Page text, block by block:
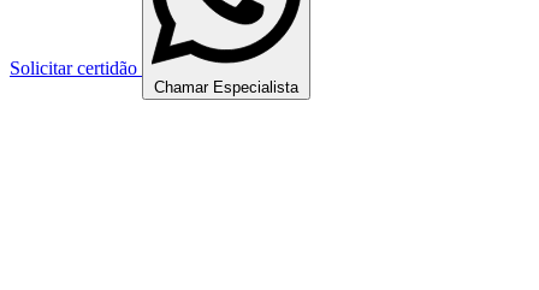
Solicitar certidão
Chamar Especialista